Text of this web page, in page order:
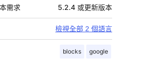
需求 5.2.4 或更新版本
檢視全部 2 個語言
blocks google